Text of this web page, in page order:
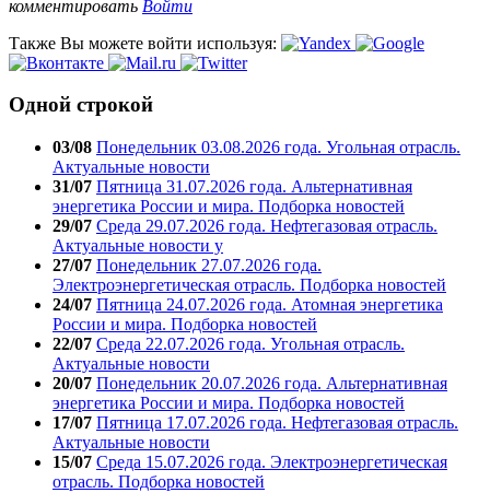
комментировать Войти
Также Вы можете войти используя:
Одной строкой
03/08 Понедельник 03.08.2026 года. Угольная отрасль.
Актуальные новости
31/07 Пятница 31.07.2026 года. Альтернативная
энергетика России и мира. Подборка новостей
29/07 Среда 29.07.2026 года. Нефтегазовая отрасль.
Актуальные новости у
27/07 Понедельник 27.07.2026 года.
Электроэнергетическая отрасль. Подборка новостей
24/07 Пятница 24.07.2026 года. Атомная энергетика
России и мира. Подборка новостей
22/07 Среда 22.07.2026 года. Угольная отрасль.
Актуальные новости
20/07 Понедельник 20.07.2026 года. Альтернативная
энергетика России и мира. Подборка новостей
17/07 Пятница 17.07.2026 года. Нефтегазовая отрасль.
Актуальные новости
15/07 Среда 15.07.2026 года. Электроэнергетическая
отрасль. Подборка новостей